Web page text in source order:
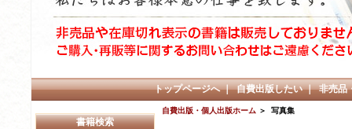
トップページへ｜自費出版したい｜非売品
書籍検索
自費出版・個人出版ホーム＞ 写真集